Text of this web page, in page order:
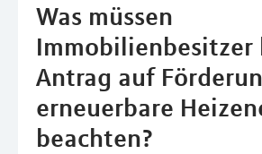
Was müssen
Immobilienbesitzer
Antrag auf
erneuerbare
beachten?